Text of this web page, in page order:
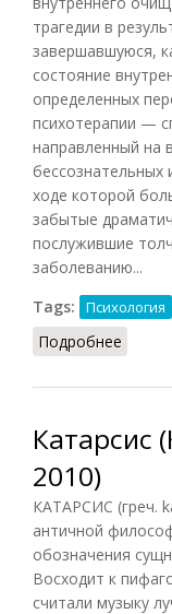
трагедии в
завершавшуюся,
состояние
определенных
психотерапии —
направленный на
бессознательных
ходе которой
забытые
послужившие
заболеванию...
Tags:
Психология
Подробнее
Катарсис
2010)
КАТАРСИС (греч.
античной
обозначения
Восходит к
считали музыку